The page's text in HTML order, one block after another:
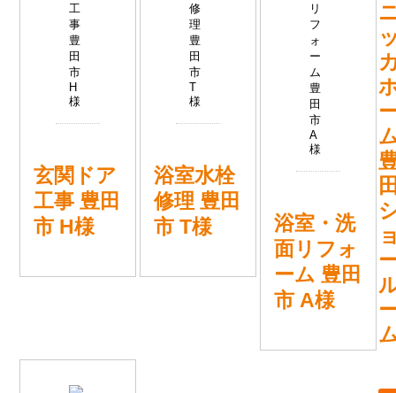
玄関ドア
工事 豊田
市 H様
浴室水栓
修理 豊田
市 T様
浴室・洗
面リフォ
ーム 豊田
市 A様